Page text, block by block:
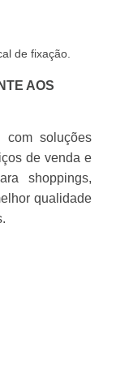
de fixação.
AOS
soluções
de venda e
shoppings,
qualidade